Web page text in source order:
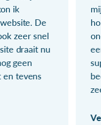
ik
De
zeer snel
draait nu
geen
en tevens